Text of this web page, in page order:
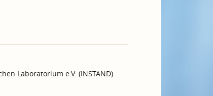
Laboratorium e.V. (INSTAND)